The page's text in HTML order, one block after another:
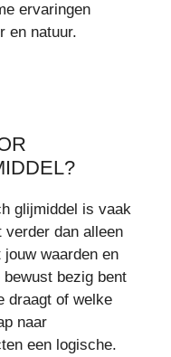
ervaringen
en natuur.
glijmiddel is vaak
verder dan alleen
waarden en
bezig bent
draagt of welke
naar
een logische.